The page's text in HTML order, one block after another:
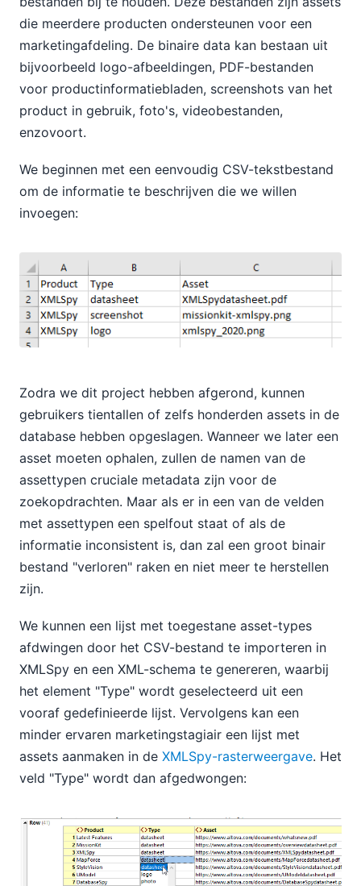
die meerdere producten ondersteunen voor een
marketingafdeling. De binaire data kan bestaan uit
bijvoorbeeld logo-afbeeldingen, PDF-bestanden
voor productinformatiebladen, screenshots van het
product in gebruik, foto's, videobestanden,
enzovoort.
We beginnen met een eenvoudig CSV-tekstbestand
om de informatie te beschrijven die we willen
invoegen:
Zodra we dit project hebben afgerond, kunnen
gebruikers tientallen of zelfs honderden assets in de
database hebben opgeslagen. Wanneer we later een
asset moeten ophalen, zullen de namen van de
assettypen cruciale metadata zijn voor de
zoekopdrachten. Maar als er in een van de velden
met assettypen een spelfout staat of als de
informatie inconsistent is, dan zal een groot binair
bestand "verloren" raken en niet meer te herstellen
zijn.
We kunnen een lijst met toegestane asset-types
afdwingen door het CSV-bestand te importeren in
XMLSpy en een XML-schema te genereren, waarbij
het element "Type" wordt geselecteerd uit een
vooraf gedefinieerde lijst. Vervolgens kan een
minder ervaren marketingstagiair een lijst met
assets aanmaken in de XMLSpy-rasterweergave. Het
veld "Type" wordt dan afgedwongen: